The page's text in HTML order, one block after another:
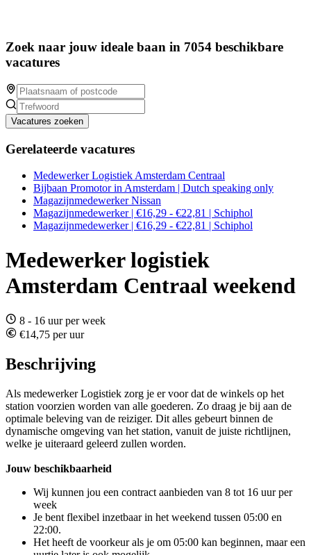
Zoek naar jouw ideale baan in 7054 beschikbare
vacatures
Vacatures zoeken
Gerelateerde vacatures
Medewerker Logistiek Amsterdam Centraal
Bijbaan Promotor in Amsterdam | Dutch speaking only
Magazijnmedewerker Nissan
Magazijnmedewerker | €16,29 - €22,81 | Schiphol
Magazijnmedewerker | €16,29 - €22,81 | Schiphol
Medewerker logistiek
Amsterdam Centraal weekend
8 - 16 uur per week
€14,75 per uur
Beschrijving
Als medewerker Logistiek zorg je er voor dat de winkels op het
station voorzien worden van alle goederen. Zo draag je bij aan de
optimale beleving van de reiziger. Dit alles gebeurt binnen de
dynamische omgeving van het station, vanuit de juiste richtlijnen,
welke je uiteraard geleerd zullen worden.
Jouw beschikbaarheid
Wij kunnen jou een contract aanbieden van 8 tot 16 uur per
week
Je bent flexibel inzetbaar in het weekend tussen 05:00 en
22:00.
Het heeft de voorkeur als je om 05:00 kan beginnen, maar een